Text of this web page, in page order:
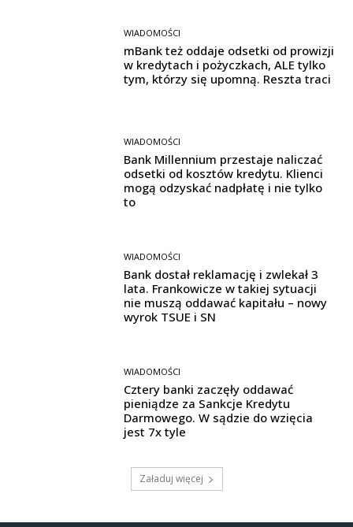
WIADOMOŚCI
mBank też oddaje odsetki od prowizji
w kredytach i pożyczkach, ALE tylko
tym, którzy się upomną. Reszta traci
WIADOMOŚCI
Bank Millennium przestaje naliczać
odsetki od kosztów kredytu. Klienci
mogą odzyskać nadpłatę i nie tylko
to
WIADOMOŚCI
Bank dostał reklamację i zwlekał 3
lata. Frankowicze w takiej sytuacji
nie muszą oddawać kapitału – nowy
wyrok TSUE i SN
WIADOMOŚCI
Cztery banki zaczęły oddawać
pieniądze za Sankcje Kredytu
Darmowego. W sądzie do wzięcia
jest 7x tyle
Załaduj więcej